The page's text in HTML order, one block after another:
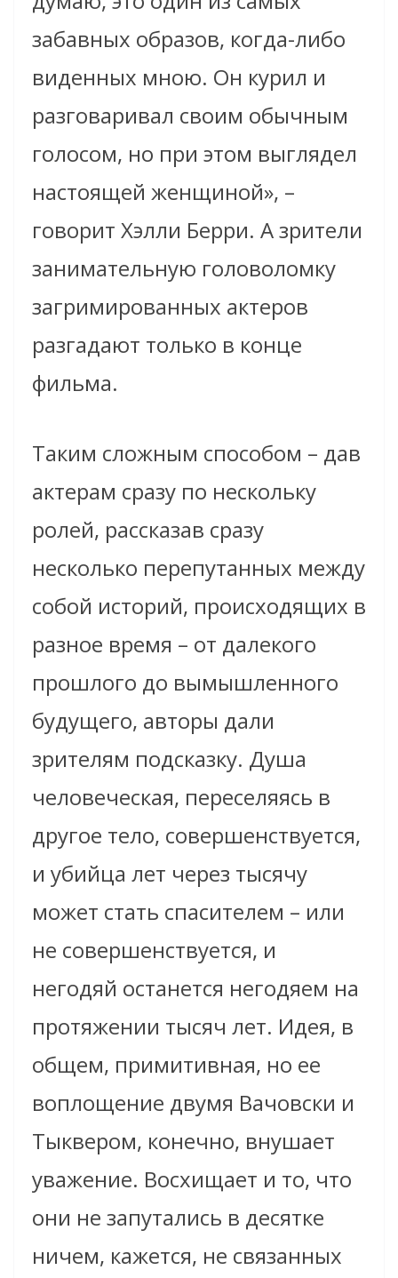
забавных образов, когда-либо
виденных мною. Он курил и
разговаривал своим обычным
голосом, но при этом выглядел
настоящей женщиной», –
говорит Хэлли Берри. А зрители
занимательную головоломку
загримированных актеров
разгадают только в конце
фильма.
Таким сложным способом – дав
актерам сразу по нескольку
ролей, рассказав сразу
несколько перепутанных между
собой историй, происходящих в
разное время – от далекого
прошлого до вымышленного
будущего, авторы дали
зрителям подсказку. Душа
человеческая, переселяясь в
другое тело, совершенствуется,
и убийца лет через тысячу
может стать спасителем – или
не совершенствуется, и
негодяй останется негодяем на
протяжении тысяч лет. Идея, в
общем, примитивная, но ее
воплощение двумя Вачовски и
Тыквером, конечно, внушает
уважение. Восхищает и то, что
они не запутались в десятке
ничем, кажется, не связанных